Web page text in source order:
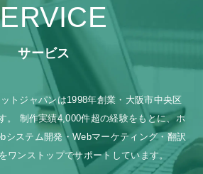
サービス
トジャパンは1998年創業・大阪市中央区
。
制作実績4,000件超の経験をもとに、ホ
システム開発・Webマーケティング・翻訳
ワンストップでサポートしています。